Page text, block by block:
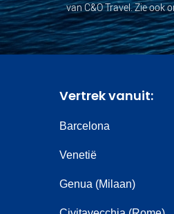
van C&O Travel. Zie ook
Vertrek vanuit:
Barcelona
Venetië
Genua (Milaan)